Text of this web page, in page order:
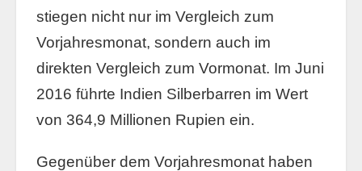
stiegen nicht nur im Vergleich zum
Vorjahresmonat, sondern auch im
direkten Vergleich zum Vormonat. Im Juni
2016 führte Indien Silberbarren im Wert
von 364,9 Millionen Rupien ein.
Gegenüber dem Vorjahresmonat haben